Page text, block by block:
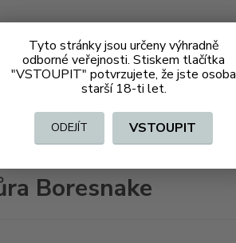
Tyto stránky jsou určeny výhradně
odborné veřejnosti. Stiskem tlačítka
"VSTOUPIT" potvrzujete, že jste osoba
starší 18-ti let.
ODEJÍT VSTOUPIT
Hledat
Čistící šňůra Boresnake
Boresnake